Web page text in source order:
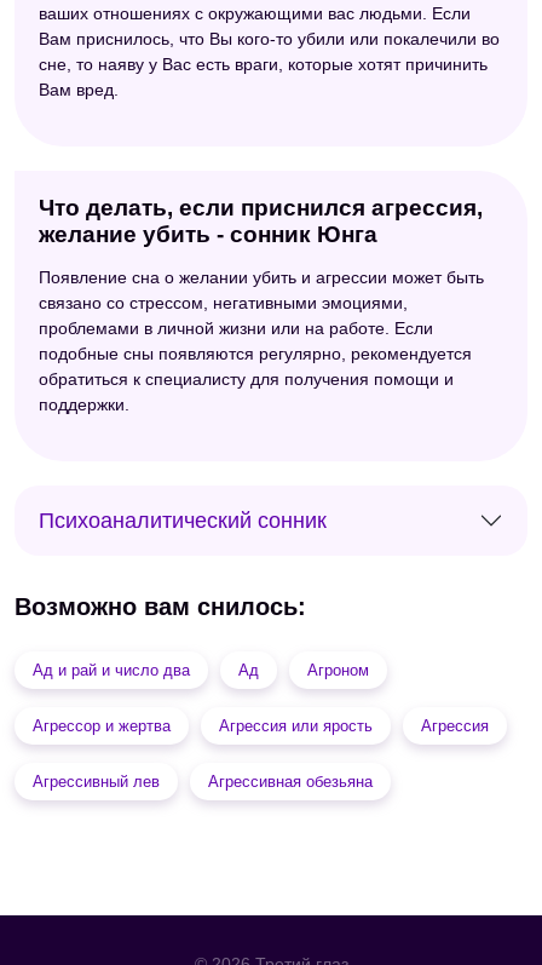
ваших отношениях с окружающими вас людьми. Если
Вам приснилось, что Вы кого-то убили или покалечили во
сне, то наяву у Вас есть враги, которые хотят причинить
Вам вред.
Что делать, если приснился агрессия,
желание убить - сонник Юнга
Появление сна о желании убить и агрессии может быть
связано со стрессом, негативными эмоциями,
проблемами в личной жизни или на работе. Если
подобные сны появляются регулярно, рекомендуется
обратиться к специалисту для получения помощи и
поддержки.
Психоаналитический сонник
Возможно вам снилось:
Ад и рай и число два Ад Агроном
Агрессор и жертва Агрессия или ярость Агрессия
Агрессивный лев Агрессивная обезьяна